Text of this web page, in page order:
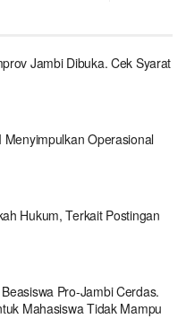
Jambi Dibuka. Cek Syarat
Menyimpulkan Operasional
Hukum, Terkait Postingan
Pro-Jambi Cerdas.
Mahasiswa Tidak Mampu